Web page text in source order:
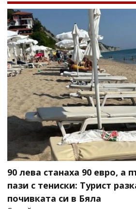
90 лева станаха 90 евро, а
пази с тениски: Турист
почивката си в Бяла